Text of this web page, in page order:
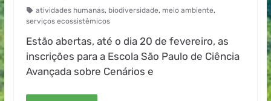
atividades humanas, biodiversidade, meio ambiente,
serviços ecossistêmicos
Estão abertas, até o dia 20 de fevereiro, as
inscrições para a Escola São Paulo de Ciência
Avançada sobre Cenários e